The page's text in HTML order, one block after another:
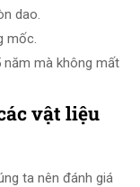
dao.
mốc.
năm mà không mất
vật liệu
ta nên đánh giá